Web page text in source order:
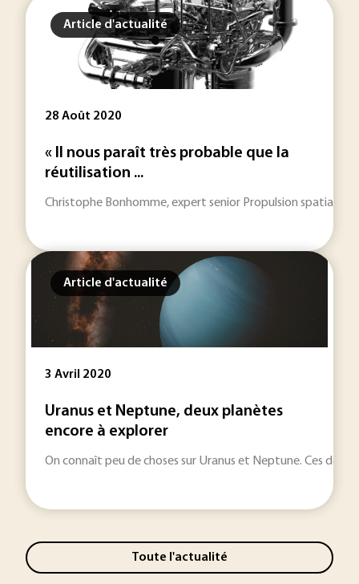
Article d'actualité
28 Août 2020
« Il nous paraît très probable que la
réutilisation ...
Christophe Bonhomme, expert senior Propulsion spatiale
Article d'actualité
3 Avril 2020
Uranus et Neptune, deux planètes
encore à explorer
On connaît peu de choses sur Uranus et Neptune. Ces
Toute l'actualité